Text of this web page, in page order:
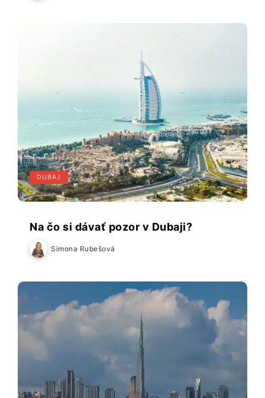
DUBAJ
Na čo si dávať pozor v Dubaji?
Simona Rubešová